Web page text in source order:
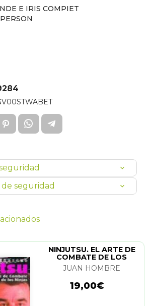
E IRIS COMPIET
seguridad
NINJUTSU. EL ARTE DE
COMBATE DE LOS
NINJAS
JUAN HOMBRE
19,00€